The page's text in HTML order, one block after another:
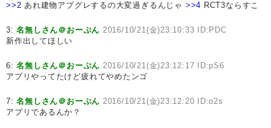
>>2 あれ建物アプグレするの大変過ぎるんじゃ >>4 RCT3ならすこ
3:名無しさん＠おーぷん 2016/10/21(金)23:10:33 ID:PDC
新作出してほしい
6:名無しさん＠おーぷん 2016/10/21(金)23:12:17 ID:pS6
アプリやってたけど疲れてやめたンゴ
7:名無しさん＠おーぷん 2016/10/21(金)23:12:20 ID:o2s
アプリであるんか？